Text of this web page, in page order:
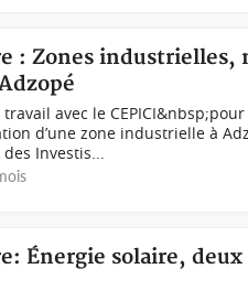
: Zones industrielles,
travail avec le
d’une zone industrielle à
Investis...
Énergie solaire,